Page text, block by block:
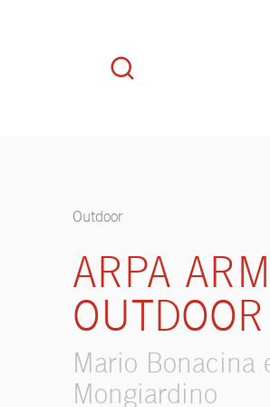
Outdoor
ARPA
OUTDOOR
Mario Bonacina
Mongiardino